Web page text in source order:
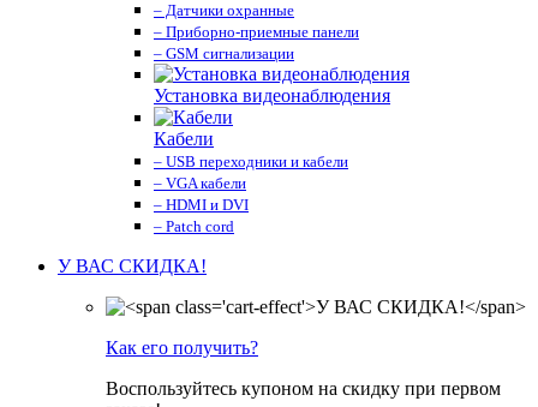
– Датчики охранные
– Приборно-приемные панели
– GSM сигнализации
Установка видеонаблюдения
Кабели
– USB переходники и кабели
– VGA кабели
– HDMI и DVI
– Patch cord
У ВАС СКИДКА!
Как его получить?
Воспользуйтесь купоном на скидку при первом